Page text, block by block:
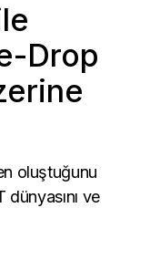
Drop
oluştuğunu
dünyasını ve